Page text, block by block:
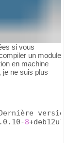
si vous
un module
en machine
je ne suis plus
version
8+deb12u1